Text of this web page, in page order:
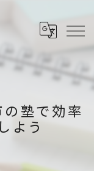
塾で効率
よう